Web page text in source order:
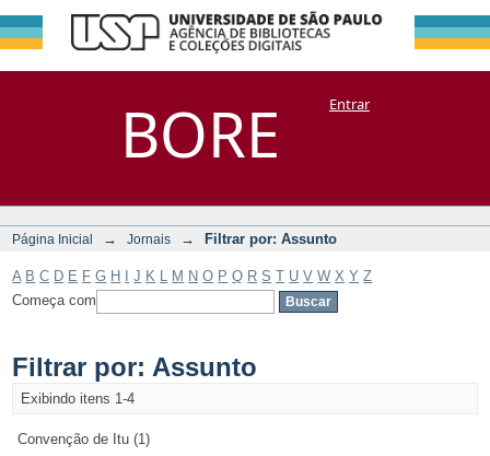
BORE
Filtrar por:
Assunto
DSpace/Manakin + CoriscoEntrar
Página Inicial → Jornais → Filtrar por: Assunto
A B C D E F G H J K M N O P Q R S T U V W X Y Z
Começa com
Filtrar por: Assunto
Exibindo itens 1-4
Convenção de Itu (1)